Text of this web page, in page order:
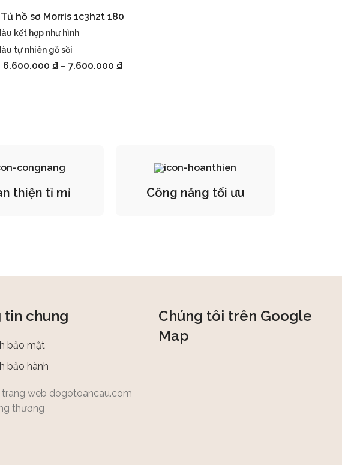
Chọn
Tủ hồ sơ Morris 1c3h2t 180
kết hợp như hình
tự nhiên gỗ sồi
6.600.000 ₫ – 7.600.000 ₫
thiện tỉ mỉ Công năng tối ưu
tin chung
bảo mật
bảo hành
Chúng tôi trên Google
Map